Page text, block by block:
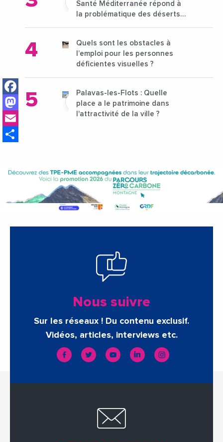
Facebook
Mastodon
Santé Méditerranée répond à
la problématique des déserts
Quels sont les obstacles à
l’emploi pour les personnes
déficientes visuelles ?
Palavas-les-Flots : Quelle
place a le patrimoine dans
l'attractivité de la ville ?
Nous suivre
Sur les réseaux ! Du contenu exclusif.
Vidéos, articles, interviews etc.